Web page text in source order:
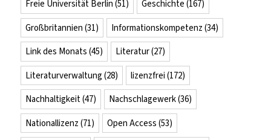
Freie Universität Berlin (51) Geschichte (167)
Großbritannien (31) Informationskompetenz (34)
Link des Monats (45) Literatur(27)
Literaturverwaltung (28) lizenzfrei (172)
Nachhaltigkeit(47) Nachschlagewerk(36)
Nationallizenz (71) Open Access (53)